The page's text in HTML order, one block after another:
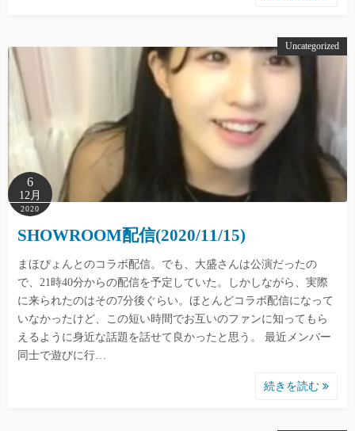
Uncategorized
6
12月
2020
SHOWROOM配信(2020/11/15)
まほぴょんとのコラボ配信。でも、大盛さんは公演だったの
で、21時40分からの配信を予定していた。しかしながら、実際
に来られたのはその7分後ぐらい。ほとんどコラボ配信になって
いなかったけど、この短い時間でお互いのファンに知ってもら
えるように身近な話題を話せて良かったと思う。 最近メンバー
同士で遊びに行…
続きを読む